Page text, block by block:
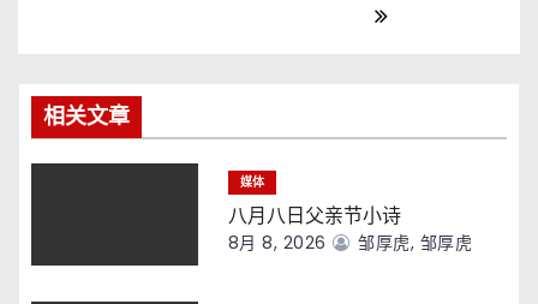
相关文章
媒体
八月八日父亲节小诗
8月 8, 2026 邹厚虎, 邹厚虎